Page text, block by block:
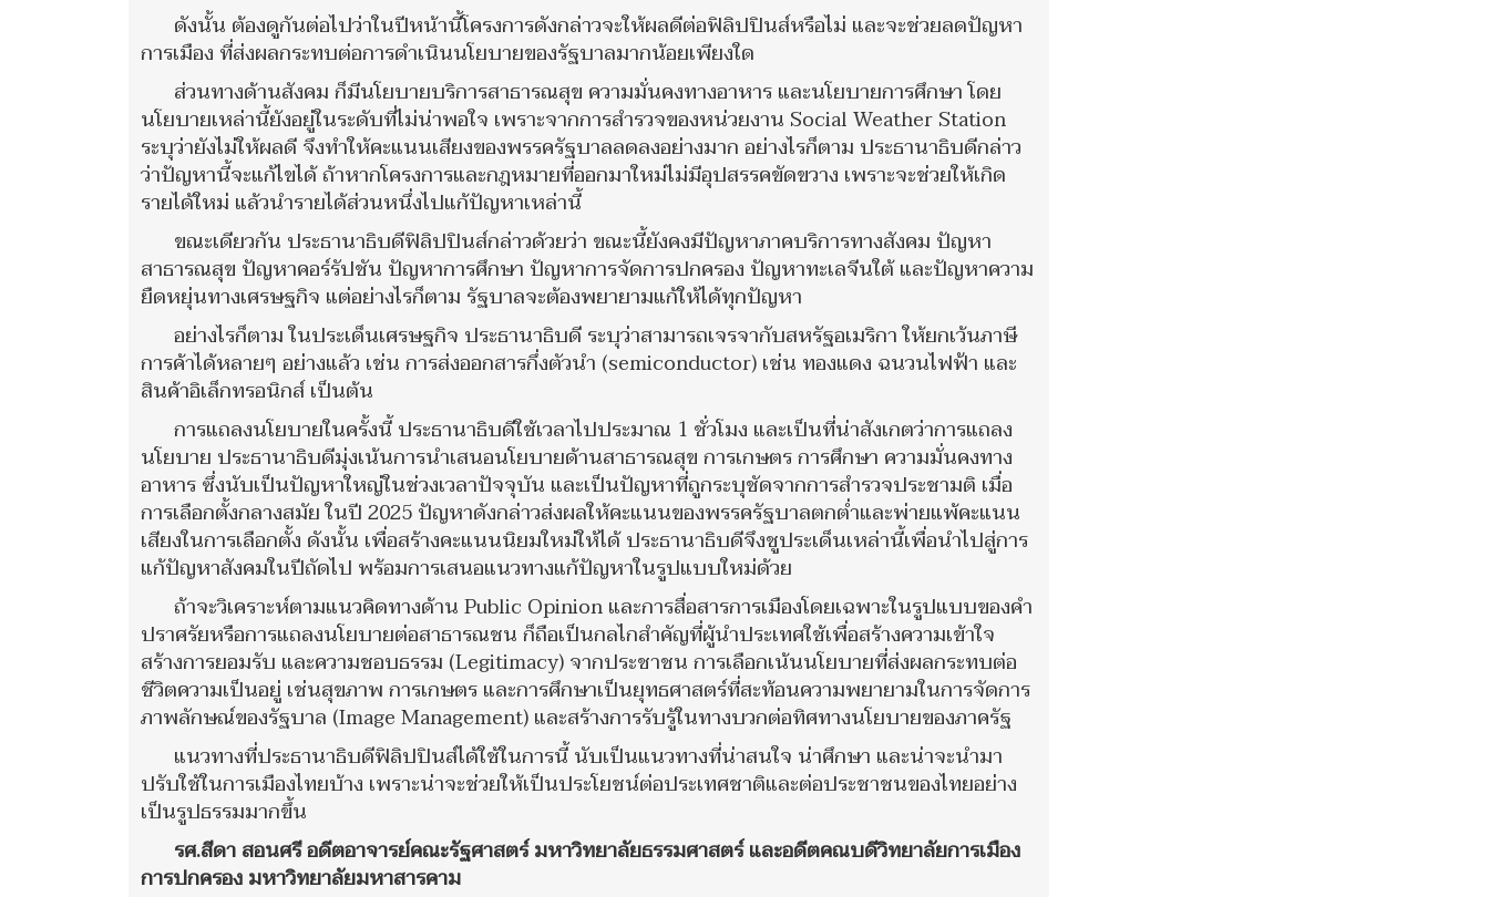
ดังนั้น ต้องดูกันต่อไปว่าในปีหน้านี้โครงการดังกล่าวจะให้ผลดีต่อฟิลิปปินส์หรือไม่ และจะช่วยลดปัญหา
การเมือง ที่ส่งผลกระทบต่อการดำเนินนโยบายของรัฐบาลมากน้อยเพียงใด
ส่วนทางด้านสังคม ก็มีนโยบายบริการสาธารณสุข ความมั่นคงทางอาหาร และนโยบายการศึกษา โดย
นโยบายเหล่านี้ยังอยู่ในระดับที่ไม่น่าพอใจ เพราะจากการสำรวจของหน่วยงาน Social Weather Station
ระบุว่ายังไม่ให้ผลดี จึงทำให้คะแนนเสียงของพรรครัฐบาลลดลงอย่างมาก อย่างไรก็ตาม ประธานาธิบดีกล่าว
ว่าปัญหานี้จะแก้ไขได้ ถ้าหากโครงการและกฎหมายที่ออกมาใหม่ไม่มีอุปสรรคขัดขวาง เพราะจะช่วยให้เกิด
รายได้ใหม่ แล้วนำรายได้ส่วนหนึ่งไปแก้ปัญหาเหล่านี้
ขณะเดียวกัน ประธานาธิบดีฟิลิปปินส์กล่าวด้วยว่า ขณะนี้ยังคงมีปัญหาภาคบริการทางสังคม ปัญหา
สาธารณสุข ปัญหาคอร์รัปชัน ปัญหาการศึกษา ปัญหาการจัดการปกครอง ปัญหาทะเลจีนใต้ และปัญหาความ
ยืดหยุ่นทางเศรษฐกิจ แต่อย่างไรก็ตาม รัฐบาลจะต้องพยายามแก้ให้ได้ทุกปัญหา
อย่างไรก็ตาม ในประเด็นเศรษฐกิจ ประธานาธิบดี ระบุว่าสามารถเจรจากับสหรัฐอเมริกา ให้ยกเว้นภาษี
การค้าได้หลายๆ อย่างแล้ว เช่น การส่งออกสารกึ่งตัวนำ (semiconductor) เช่น ทองแดง ฉนวนไฟฟ้า และ
สินค้าอิเล็กทรอนิกส์ เป็นต้น
การแถลงนโยบายในครั้งนี้ ประธานาธิบดีใช้เวลาไปประมาณ 1 ชั่วโมง และเป็นที่น่าสังเกตว่าการแถลง
นโยบาย ประธานาธิบดีมุ่งเน้นการนำเสนอนโยบายด้านสาธารณสุข การเกษตร การศึกษา ความมั่นคงทาง
อาหาร ซึ่งนับเป็นปัญหาใหญ่ในช่วงเวลาปัจจุบัน และเป็นปัญหาที่ถูกระบุชัดจากการสำรวจประชามติ เมื่อ
การเลือกตั้งกลางสมัย ในปี 2025 ปัญหาดังกล่าวส่งผลให้คะแนนของพรรครัฐบาลตกต่ำและพ่ายแพ้คะแนน
เสียงในการเลือกตั้ง ดังนั้น เพื่อสร้างคะแนนนิยมใหม่ให้ได้ ประธานาธิบดีจึงชูประเด็นเหล่านี้เพื่อนำไปสู่การ
แก้ปัญหาสังคมในปีถัดไป พร้อมการเสนอแนวทางแก้ปัญหาในรูปแบบใหม่ด้วย
ถ้าจะวิเคราะห์ตามแนวคิดทางด้าน Public Opinion และการสื่อสารการเมืองโดยเฉพาะในรูปแบบของคำ
ปราศรัยหรือการแถลงนโยบายต่อสาธารณชน ก็ถือเป็นกลไกสำคัญที่ผู้นำประเทศใช้เพื่อสร้างความเข้าใจ
สร้างการยอมรับ และความชอบธรรม (Legitimacy) จากประชาชน การเลือกเน้นนโยบายที่ส่งผลกระทบต่อ
ชีวิตความเป็นอยู่ เช่นสุขภาพ การเกษตร และการศึกษาเป็นยุทธศาสตร์ที่สะท้อนความพยายามในการจัดการ
ภาพลักษณ์ของรัฐบาล (Image Management) และสร้างการรับรู้ในทางบวกต่อทิศทางนโยบายของภาครัฐ
แนวทางที่ประธานาธิบดีฟิลิปปินส์ได้ใช้ในการนี้ นับเป็นแนวทางที่น่าสนใจ น่าศึกษา และน่าจะนำมา
ปรับใช้ในการเมืองไทยบ้าง เพราะน่าจะช่วยให้เป็นประโยชน์ต่อประเทศชาติและต่อประชาชนของไทยอย่าง
เป็นรูปธรรมมากขึ้น
รศ.สีดา สอนศรี อดีตอาจารย์คณะรัฐศาสตร์ มหาวิทยาลัยธรรมศาสตร์ และอดีตคณบดีวิทยาลัยการเมือง
การปกครอง มหาวิทยาลัยมหาสารคาม